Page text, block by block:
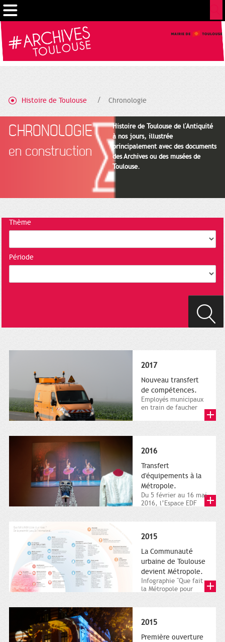
Histoire de Toulouse Chronologie
CHRONOLOGIE
en construction
Histoire de Toulouse de l'Antiquité
à nos jours, illustrée
principalement avec des documents
des Archives ou des musées de
Toulouse.
Thème
Période
2017
Nouveau transfert
de compétences.
Employés municipaux
en train de faucher
2016
Transfert
d'équipements à la
Métropole.
Du 5 février au 16 mai
2016, l’Espace EDF
2015
La Communauté
urbaine de Toulouse
devient Métropole.
Infographie "Que fait
la Métropole pour
2015
Première ouverture
Gestion de vos préférences sur les cookies